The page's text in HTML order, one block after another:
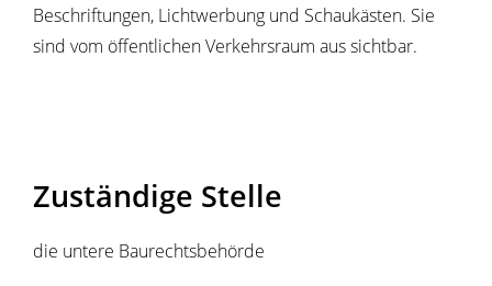
Beschriftungen, Lichtwerbung und Schaukästen. Sie
sind vom öffentlichen Verkehrsraum aus sichtbar.
Zuständige Stelle
die untere Baurechtsbehörde